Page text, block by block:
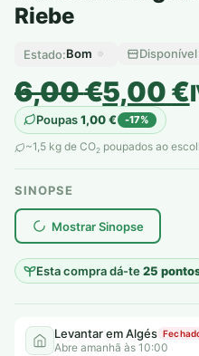
Riebe
Estado:Bom
6,00€
O
preço
original
era:
6,00 €.
5,00€
O
preço
atual
é:
5,00 €.
Poupas1,00€ -17%
~1,5 kg de CO2 poupados ao
SINOPSE
Mostrar Sinopse
Esta compra dá-te25
plantar árvores reais
Levantar em Algés
Abre amanhã às 10:00